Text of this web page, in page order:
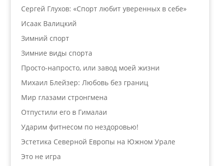
Сергей Глухов: «Спорт любит уверенных в себе»
Исаак Валицкий
Зимний спорт
Зимние виды спорта
Просто-напросто, или завод моей жизни
Михаил Блейзер: Любовь без границ
Мир глазами стронгмена
Отпустили его в Гималаи
Ударим фитнесом по нездоровью!
Эстетика Северной Европы на Южном Урале
Это не игра